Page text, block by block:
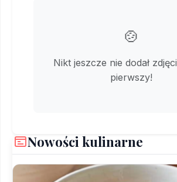
🍲
Nikt jeszcze nie dodał
pierwszy!
Nowości kulinarne